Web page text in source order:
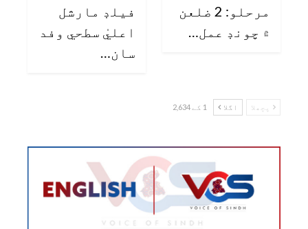
مرحلو: 2 ضلعن
۾ چونڊ عمل…
فيلڊ مارشل
اعليٰ سطحي وفد
سان…
پچھلا اگلا 1 کے 2,634